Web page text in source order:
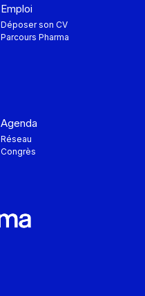
Emploi
Déposer son CV
Parcours Pharma
Agenda
Réseau
Congrès